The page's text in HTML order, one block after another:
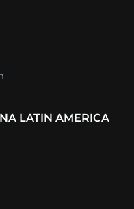
LATIN AMERICA